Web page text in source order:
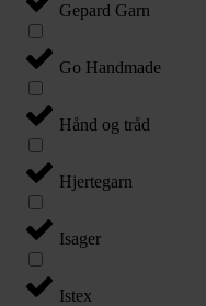
Gepard Garn
Go Handmade
Hånd og tråd
Hjertegarn
Isager
Istex